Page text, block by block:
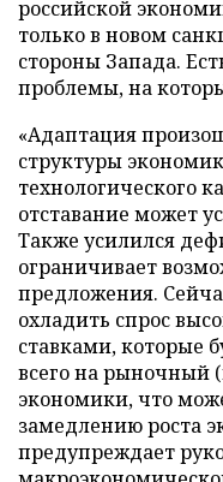
российской
только в новом
стороны Запада.
проблемы, на
«Адаптация
структуры
технологического
отставание может
Также усилился
ограничивает
предложения.
охладить спрос
ставками, которые
всего на рыночный
экономики, что
замедлению роста
предупреждает